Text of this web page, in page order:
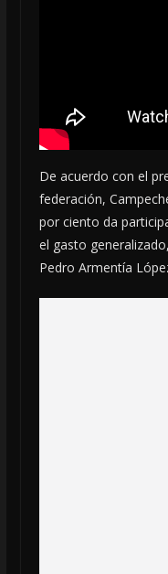
De acuerdo con el
federación,
por ciento da
el gasto
Pedro Armentía